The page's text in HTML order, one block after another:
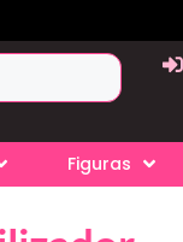
Figuras